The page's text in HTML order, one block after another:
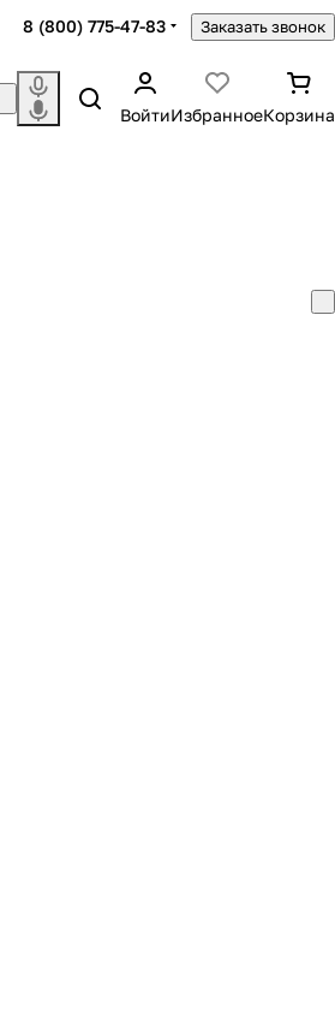
8 (800) 775-47-83 Заказать звонок
ВойтиИзбранноеКорзина